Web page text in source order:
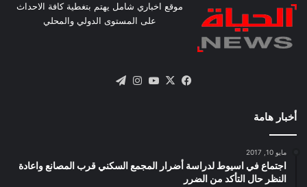
موقع اخباري شامل يهتم بتغطية كافة الاحداث
على المستوى الدولي والمحلي
فيسبوك
X يوتيوبانستقرام
أخبار هامة
مايو 10, 2017
اجتماع في اسيوط لدراسة أضرار المجمع السكني قرب المصانع واعادة
النظر حال التأكد من الضرر